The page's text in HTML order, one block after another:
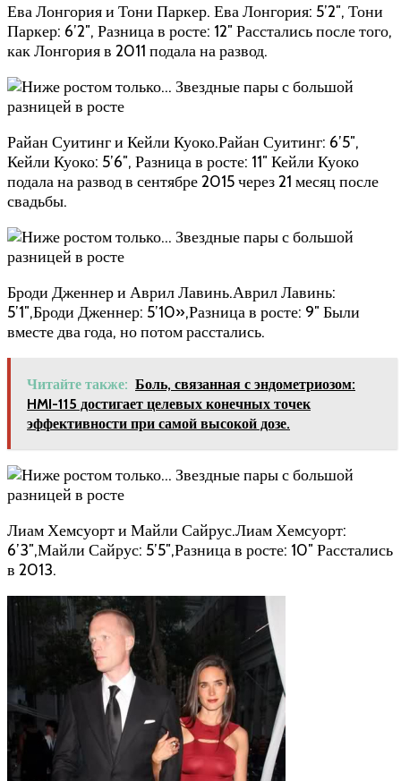
Ева Лонгория и Тони Паркер. Ева Лонгория: 5’2″, Тони
Паркер: 6’2″, Разница в росте: 12″ Расстались после того,
как Лонгория в 2011 подала на развод.
Райан Суитинг и Кейли Куоко.Райан Суитинг: 6’5″,
Кейли Куоко: 5’6″, Разница в росте: 11″ Кейли Куоко
подала на развод в сентябре 2015 через 21 месяц после
свадьбы.
Броди Дженнер и Аврил Лавинь.Аврил Лавинь:
5’1″,Броди Дженнер: 5’10»,Разница в росте: 9″ Были
вместе два года, но потом расстались.
Читайте также: Боль, связанная с эндометриозом:
HMI-115 достигает целевых конечных точек
эффективности при самой высокой дозе.
Лиам Хемсуорт и Майли Сайрус.Лиам Хемсуорт:
6’3″,Майли Сайрус: 5’5″,Разница в росте: 10″ Расстались
в 2013.